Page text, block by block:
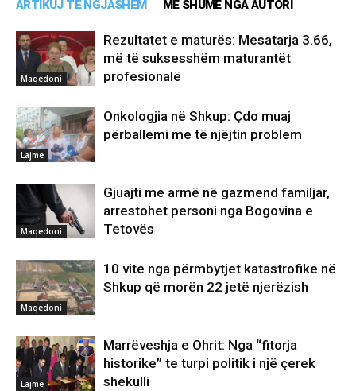
ARTIKUJ TË NGJASHËM MË SHUMË NGA AUTORI
Maqedoni
Rezultatet e maturës: Mesatarja 3.66,
më të suksesshëm maturantët
profesionalë
Lajme
Onkologjia në Shkup: Çdo muaj
përballemi me të njëjtin problem
Maqedoni
Gjuajti me armë në gazmend familjar,
arrestohet personi nga Bogovina e
Tetovës
Maqedoni
10 vite nga përmbytjet katastrofike në
Shkup që morën 22 jetë njerëzish
Lajme
Marrëveshja e Ohrit: Nga “fitorja
historike” te turpi politik i një çerek
shekulli